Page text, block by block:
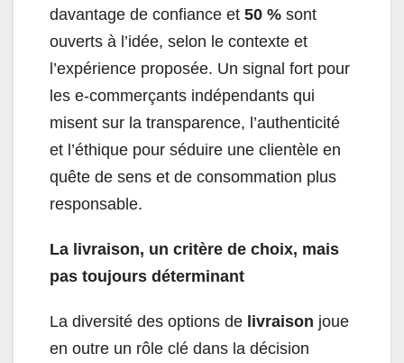
davantage de confiance et 50 % sont
ouverts à l’idée, selon le contexte et
l’expérience proposée. Un signal fort pour
les e-commerçants indépendants qui
misent sur la transparence, l’authenticité
et l’éthique pour séduire une clientèle en
quête de sens et de consommation plus
responsable.
La livraison, un critère de choix, mais
pas toujours déterminant
La diversité des options de livraison joue
en outre un rôle clé dans la décision